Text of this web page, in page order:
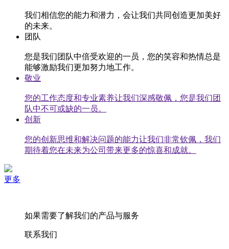
我们相信您的能力和潜力，会让我们共同创造更加美好
的未来。
团队
您是我们团队中倍受欢迎的一员，您的笑容和热情总是
能够激励我们更加努力地工作。
敬业
您的工作态度和专业素养让我们深感敬佩，您是我们团
队中不可或缺的一员。
创新
您的创新思维和解决问题的能力让我们非常钦佩，我们
期待着您在未来为公司带来更多的惊喜和成就。
更多
如果需要了解我们的产品与服务
联系我们